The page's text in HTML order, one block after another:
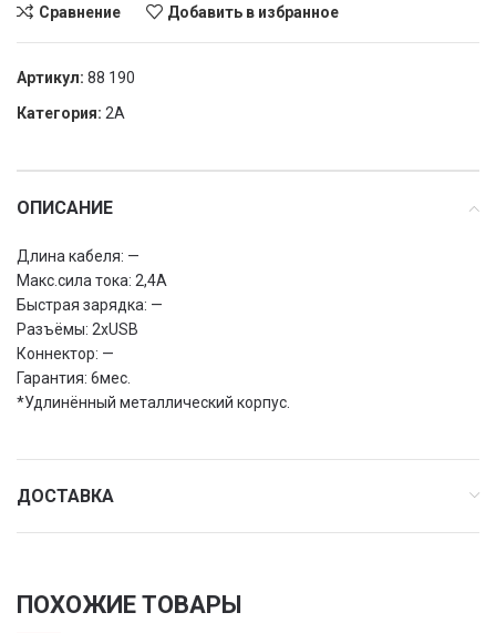
Сравнение Добавить в избранное
Артикул: 88 190
Категория: 2A
ОПИСАНИЕ
Длина кабеля: —
Макс.сила тока: 2,4А
Быстрая зарядка: —
Разъёмы: 2хUSB
Коннектор: —
Гарантия: 6мес.
*Удлинённый металлический корпус.
ДОСТАВКА
ПОХОЖИЕ ТОВАРЫ